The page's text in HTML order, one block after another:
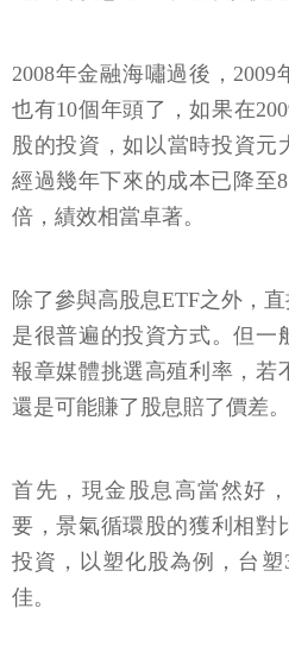
2008年金融海嘯過後，
也有10個年頭了，如果在
股的投資，如以當時投資元
經過幾年下來的成本已降至
倍，績效相當卓著。
除了參與高股息ETF之外，
是很普遍的投資方式。但一
報章媒體挑選高殖利率，若
還是可能賺了股息賠了價差。
首先，現金股息高當然好
要，景氣循環股的獲利相對
投資，以塑化股為例，台
佳。